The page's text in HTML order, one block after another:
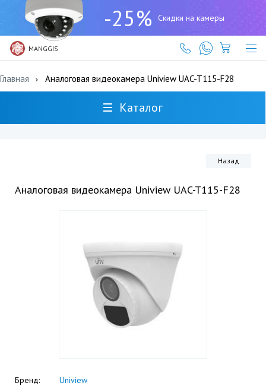
-25% Скидки на камеры
MANGGIS
(727)
317-
61-
61
Главная Аналоговая видеокамера Uniview UAC-T115-F28
Каталог
Назад
Аналоговая видеокамера Uniview UAC-T115-F28
Бренд: Uniview